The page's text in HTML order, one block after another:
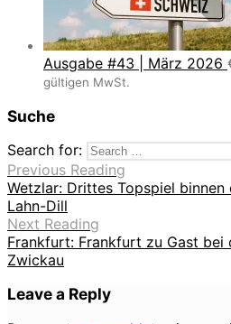
Ausgabe #43 | März 2026
gültigen MwSt.
Suche
Search for:
Previous Reading
Wetzlar: Drittes Topspiel binnen
Lahn-Dill
Next Reading
Frankfurt: Frankfurt zu Gast bei
Zwickau
Leave a Reply